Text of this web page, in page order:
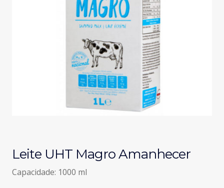
Leite UHT Magro Amanhecer
Capacidade: 1000 ml